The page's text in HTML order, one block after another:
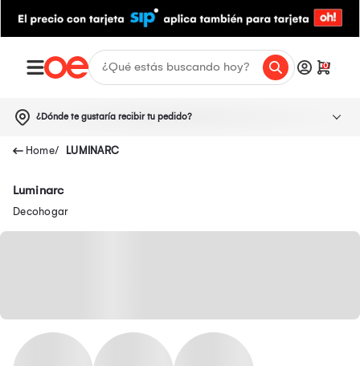
0
¿Dónde te gustaría recibir tu pedido?
LUMINARC
Luminarc
Decohogar